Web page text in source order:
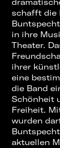
schafft die
in ihre
Theater.
ihrer
eine
die Band
Schönheit
Freiheit.
wurden
aktuellen